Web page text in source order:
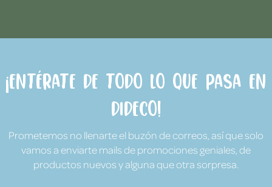
¡Entérate de todo lo que pasa en
Dideco!
Prometemos no llenarte el buzón de correos, así que solo
vamos a enviarte mails de promociones geniales, de
productos nuevos y alguna que otra sorpresa.